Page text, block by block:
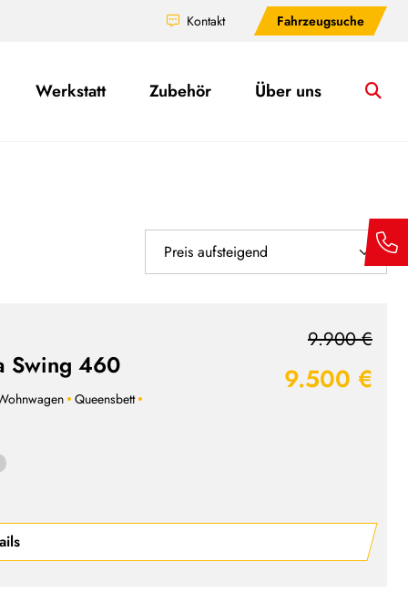
Kontakt Fahrzeugsuche
Werkstatt Zubehör Über uns
Swing 460
Queensbett
9.500 €
9.900 €